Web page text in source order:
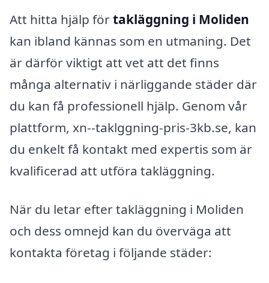
Att hitta hjälp förtakläggning i Moliden
kan ibland kännas som en utmaning. Det
är därför viktigt att vet att det finns
många alternativ i närliggande städer där
du kan få professionell hjälp. Genom vår
plattform, xn--taklggning-pris-3kb.se, kan
du enkelt få kontakt med expertis som är
kvalificerad att utföra takläggning.
När du letar efter takläggning i Moliden
och dess omnejd kan du överväga att
kontakta företag i följande städer: